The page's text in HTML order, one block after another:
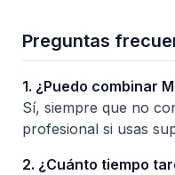
Preguntas
1. ¿Puedo combinar
Sí, siempre que no
profesional si usas
2. ¿Cuánto tiempo